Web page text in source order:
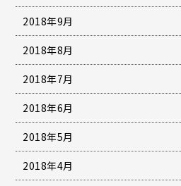
2018年9月
2018年8月
2018年7月
2018年6月
2018年5月
2018年4月